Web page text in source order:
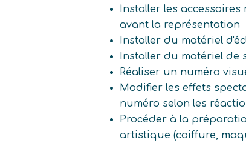
Installer les
avant la représentation
Installer du matériel
Installer du matériel de
Réaliser un numéro
Modifier les effets
numéro selon les
Procéder à la
artistique (coiffure,